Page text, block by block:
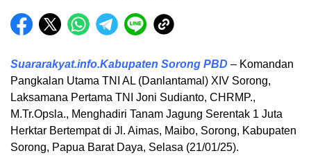
Suararakyat.info.Kabupaten Sorong PBD – Komandan
Pangkalan Utama TNI AL (Danlantamal) XIV Sorong,
Laksamana Pertama TNI Joni Sudianto, CHRMP.,
M.Tr.Opsla., Menghadiri Tanam Jagung Serentak 1 Juta
Herktar Bertempat di Jl. Aimas, Maibo, Sorong, Kabupaten
Sorong, Papua Barat Daya, Selasa (21/01/25).